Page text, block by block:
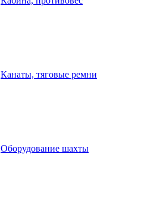
Канаты, тяговые ремни
Оборудование шахты